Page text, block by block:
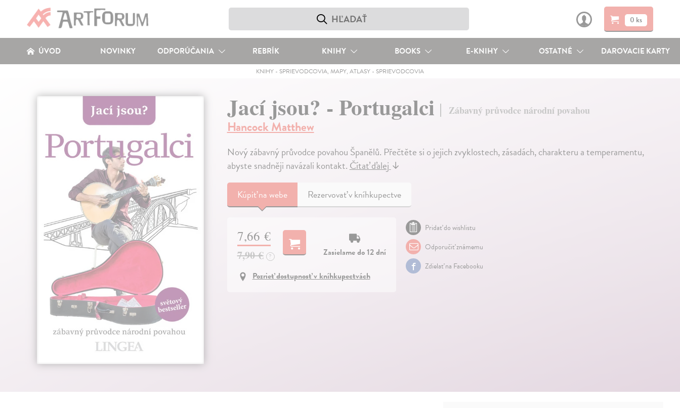
0 ks
ÚVOD NOVINKY ODPORÚČANIA REBRÍK KNIHY BOOKS E-KNIHY OSTATNÉ DAROVACIE KARTY
KNIHY- SPRIEVODCOVIA, MAPY, ATLASY- SPRIEVODCOVIA
Jací jsou? - Portugalci Zábavný průvodce národní povahou
Hancock Matthew
Nový zábavný průvodce povahou Španělů. Přečtěte si o jejich zvyklostech, zásadách, charakteru a temperamentu,
abyste snadněji navázali kontakt.Čítať ďalej↓
Kúpiťna webe Rezervovať v kníhkupectve
7,66 €
7,90 € ?
Zasielame do 12 dní
Pozrieť dostupnosť v kníhkupectvách
Pridať do wishlistu
Odporučiť známemu
Zdielať na Facebooku